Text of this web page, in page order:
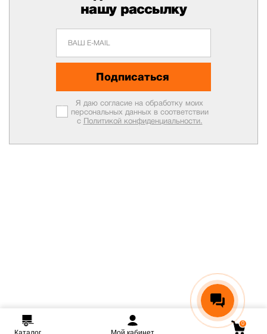
нашу рассылку
Подписаться
Я даю согласие на обработку моих
персональных данных в соответствии
с Политикой конфиденциальности.
0